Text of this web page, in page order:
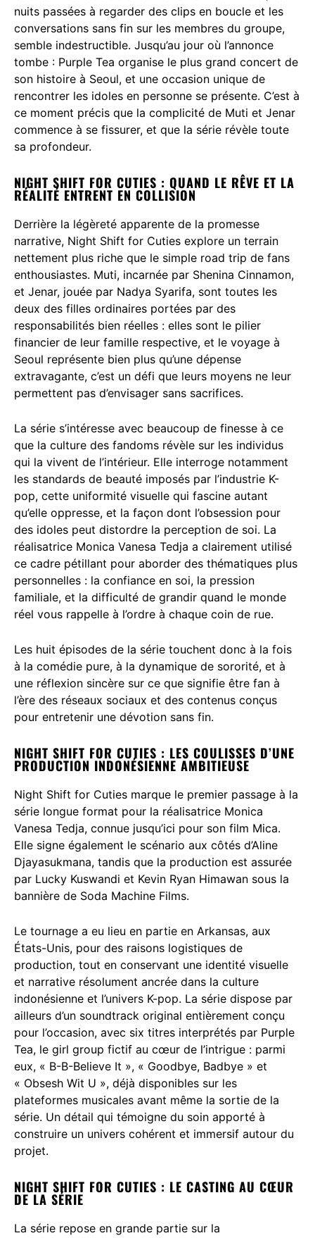
nuits passées à regarder des clips en boucle et les
conversations sans fin sur les membres du groupe,
semble indestructible. Jusqu’au jour où l’annonce
tombe : Purple Tea organise le plus grand concert de
son histoire à Seoul, et une occasion unique de
rencontrer les idoles en personne se présente. C’est à
ce moment précis que la complicité de Muti et Jenar
commence à se fissurer, et que la série révèle toute
sa profondeur.
NIGHT SHIFT FOR CUTIES : QUAND LE RÊVE ET LA
RÉALITÉ ENTRENT EN COLLISION
Derrière la légèreté apparente de la promesse
narrative, Night Shift for Cuties explore un terrain
nettement plus riche que le simple road trip de fans
enthousiastes. Muti, incarnée par Shenina Cinnamon,
et Jenar, jouée par Nadya Syarifa, sont toutes les
deux des filles ordinaires portées par des
responsabilités bien réelles : elles sont le pilier
financier de leur famille respective, et le voyage à
Seoul représente bien plus qu’une dépense
extravagante, c’est un défi que leurs moyens ne leur
permettent pas d’envisager sans sacrifices.
La série s’intéresse avec beaucoup de finesse à ce
que la culture des fandoms révèle sur les individus
qui la vivent de l’intérieur. Elle interroge notamment
les standards de beauté imposés par l’industrie K-
pop, cette uniformité visuelle qui fascine autant
qu’elle oppresse, et la façon dont l’obsession pour
des idoles peut distordre la perception de soi. La
réalisatrice Monica Vanesa Tedja a clairement utilisé
ce cadre pétillant pour aborder des thématiques plus
personnelles : la confiance en soi, la pression
familiale, et la difficulté de grandir quand le monde
réel vous rappelle à l’ordre à chaque coin de rue.
Les huit épisodes de la série touchent donc à la fois
à la comédie pure, à la dynamique de sororité, et à
une réflexion sincère sur ce que signifie être fan à
l’ère des réseaux sociaux et des contenus conçus
pour entretenir une dévotion sans fin.
NIGHT SHIFT FOR CUTIES : LES COULISSES D’UNE
PRODUCTION INDONÉSIENNE AMBITIEUSE
Night Shift for Cuties marque le premier passage à la
série longue format pour la réalisatrice Monica
Vanesa Tedja, connue jusqu’ici pour son film Mica.
Elle signe également le scénario aux côtés d’Aline
Djayasukmana, tandis que la production est assurée
par Lucky Kuswandi et Kevin Ryan Himawan sous la
bannière de Soda Machine Films.
Le tournage a eu lieu en partie en Arkansas, aux
États-Unis, pour des raisons logistiques de
production, tout en conservant une identité visuelle
et narrative résolument ancrée dans la culture
indonésienne et l’univers K-pop. La série dispose par
ailleurs d’un soundtrack original entièrement conçu
pour l’occasion, avec six titres interprétés par Purple
Tea, le girl group fictif au cœur de l’intrigue : parmi
eux, « B-B-Believe It », « Goodbye, Badbye » et
« Obsesh Wit U », déjà disponibles sur les
plateformes musicales avant même la sortie de la
série. Un détail qui témoigne du soin apporté à
construire un univers cohérent et immersif autour du
projet.
NIGHT SHIFT FOR CUTIES : LE CASTING AU CŒUR
DE LA SÉRIE
La série repose en grande partie sur la